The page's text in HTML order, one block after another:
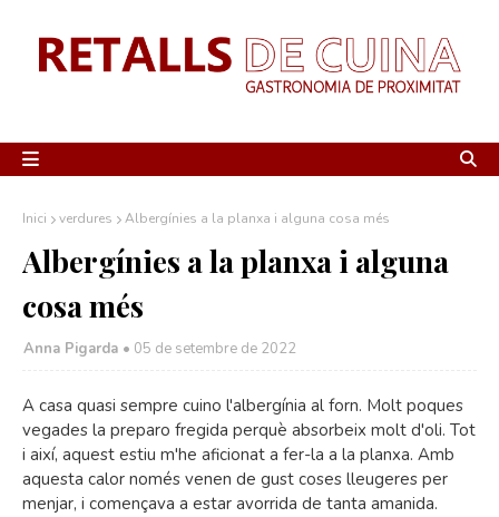
Inici verdures Albergínies a la planxa i alguna cosa més
Albergínies a la planxa i alguna
cosa més
Anna Pigarda • 05 de setembre de 2022
A casa quasi sempre cuino l'albergínia al forn. Molt poques
vegades la preparo fregida perquè absorbeix molt d'oli. Tot
i així, aquest estiu m'he aficionat a fer-la a la planxa. Amb
aquesta calor només venen de gust coses lleugeres per
menjar, i començava a estar avorrida de tanta amanida.